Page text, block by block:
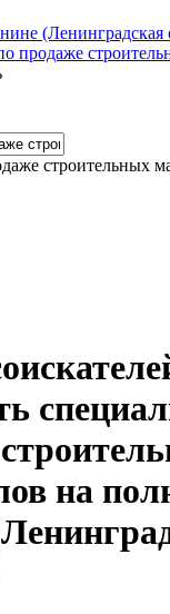
(Ленинградская
продаже
строительных
на